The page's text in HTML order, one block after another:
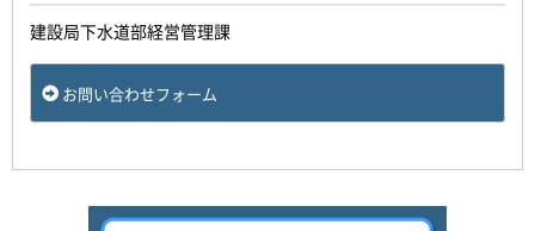
建設局下水道部経営管理課
お問い合わせフォーム